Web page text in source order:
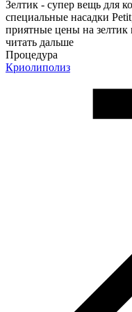
Зелтик - супер вещь для
специальные насадки
приятные цены на
читать дальше
Процедура
Криолиполиз